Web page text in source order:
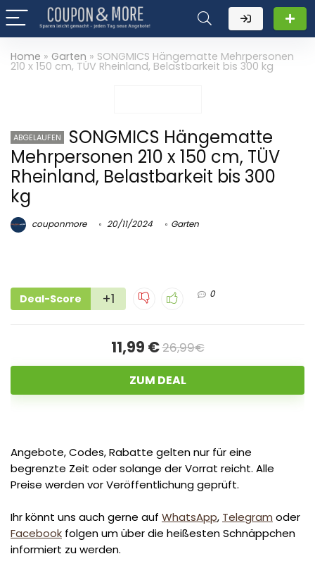
Home » Garten » SONGMICS Hängematte Mehrpersonen
210 x 150 cm, TÜV Rheinland, Belastbarkeit bis 300 kg
ABGELAUFEN
SONGMICS Hängematte
Mehrpersonen 210 x 150 cm, TÜV
Rheinland, Belastbarkeit bis 300
kg
couponmore 20/11/2024 Garten
Deal-Score +1 0
11,99 €26,99€
ZUM DEAL
Angebote, Codes, Rabatte gelten nur für eine
begrenzte Zeit oder solange der Vorrat reicht. Alle
Preise werden vor Veröffentlichung geprüft.
Ihr könnt uns auch gerne auf WhatsApp, Telegram oder
Facebook folgen um über die heißesten Schnäppchen
informiert zu werden.